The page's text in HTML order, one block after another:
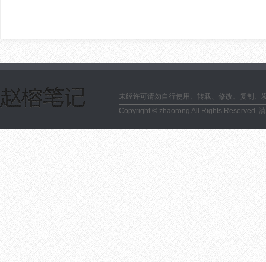
未经许可请勿自行使用、转载、修改、复制
Copyright © zhaorong All Rights Reserved.